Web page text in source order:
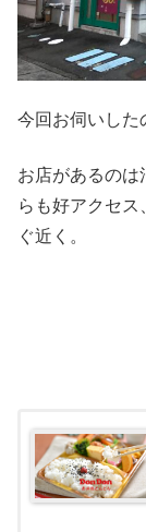
今回お伺いした
お店があるのは
らも好アクセ
ぐ近く。